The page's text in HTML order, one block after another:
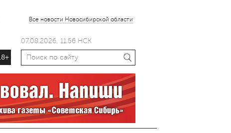
Все новости Новосибирской области
07.08.2026, 11.56 НСК